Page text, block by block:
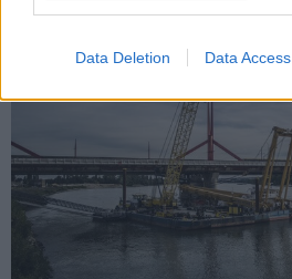
Data Deletion Data Access